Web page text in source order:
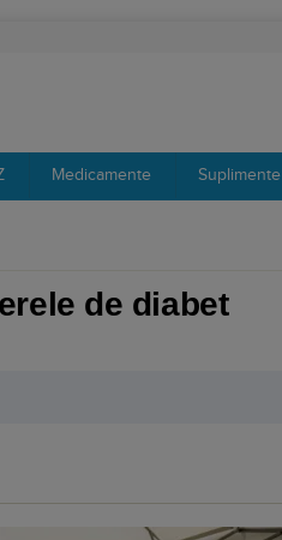
Medicamente Suplimente
de diabet